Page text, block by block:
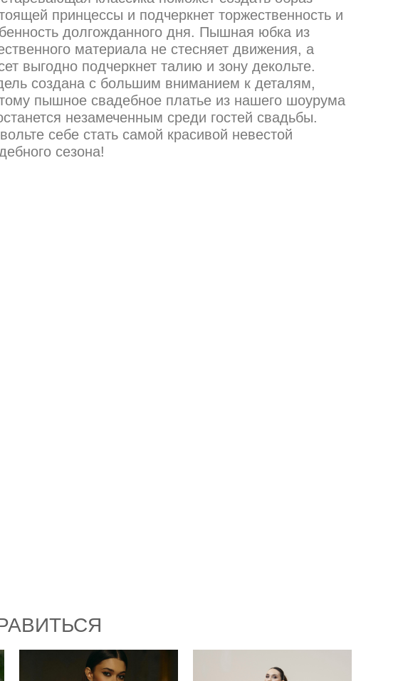
принцессы и подчеркнет торжественность и
долгожданного дня. Пышная юбка из
материала не стесняет движения, а
выгодно подчеркнет талию и зону декольте.
создана с большим вниманием к деталям,
пышное свадебное платье из нашего шоурума
незамеченным среди гостей свадьбы.
себе стать самой красивой невестой
сезона!